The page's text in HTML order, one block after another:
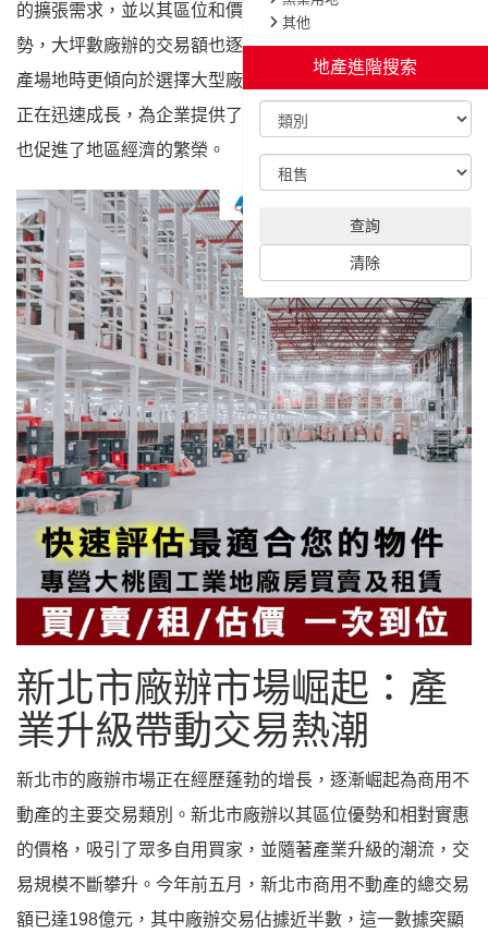
的擴張需求，並以其區位和價格優勢受到青睞。觀察市場趨
勢，大坪數廠辦的交易額也逐年攀升，企業在擴建辦公和生
產場地時更傾向於選擇大型廠辦。總之，新北市的廠辦市場
正在迅速成長，為企業提供了多樣的擴展和投資機會，同時
也促進了地區經濟的繁榮。
新北市廠辦市場崛起：產
業升級帶動交易熱潮
新北市的廠辦市場正在經歷蓬勃的增長，逐漸崛起為商用不
動產的主要交易類別。新北市廠辦以其區位優勢和相對實惠
的價格，吸引了眾多自用買家，並隨著產業升級的潮流，交
易規模不斷攀升。今年前五月，新北市商用不動產的總交易
額已達198億元，其中廠辦交易佔據近半數，這一數據突顯